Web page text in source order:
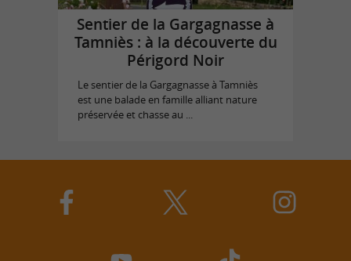
Sentier de la Gargagnasse à
Tamniès : à la découverte du
Périgord Noir
Le sentier de la Gargagnasse à Tamniès
est une balade en famille alliant nature
préservée et chasse au ...